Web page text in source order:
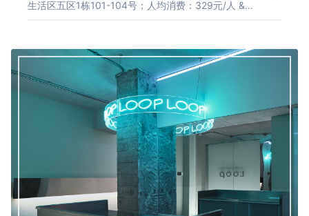
生活区五区1栋101-104号；人均消费：329元/人 &…